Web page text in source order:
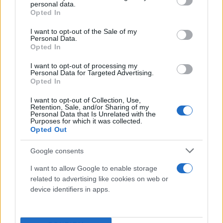
grant or deny consent to Google and its third-party tags to
use your data for below specified purposes in below Google
consent section.
personal data.
Opted In
I want to opt-out of the Sale of my
Personal Data.
Opted In
I want to opt-out of processing my
Personal Data for Targeted Advertising.
Opted In
I want to opt-out of Collection, Use,
Retention, Sale, and/or Sharing of my
Personal Data that Is Unrelated with the
Purposes for which it was collected.
Opted Out
Google consents
I want to allow Google to enable storage
related to advertising like cookies on web or
device identifiers in apps.
Η δίκη για την υπόθεση ξεκίνησε στις 15
Σεπτεμβρίουμε την Ιωάννα να εμφανίζεται στο
δικαστήριο με ειδική μάσκα, καπέλο και γυαλιά και
γάντια προκαλώντας με την εικόνα της ένα κύμα
συγκίνησης αλλά και συμπάθειας και αλληλεγγύης
για όσα ακόμη και σήμερα υφίσταται από το
καυστικό υγρό που της έριξε η 37χρονη. Στην
δικαστική αίθουσα το εδώλιο την πρώτη ημέρα της
δίκης παρέμεινε άδειο καθώς η κατηγορούμενη δεν
θέλησε να μεταχθεί στο δικαστήριο.